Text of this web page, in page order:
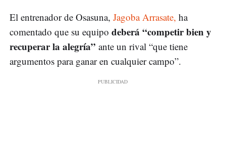
El entrenador de Osasuna, Jagoba Arrasate, ha
comentado que su equipo deberá “competir bien y
recuperar la alegría” ante un rival “que tiene
argumentos para ganar en cualquier campo”.